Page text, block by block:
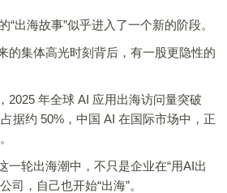
海故事”似乎进入了一个新的阶段。
集体高光时刻背后，有一股更隐性的
年全球 AI 应用出海访问量突破
据约 50%，中国 AI 在国际市场中，正
轮出海潮中，不只是企业在“用AI出
司，自己也开始“出海”。